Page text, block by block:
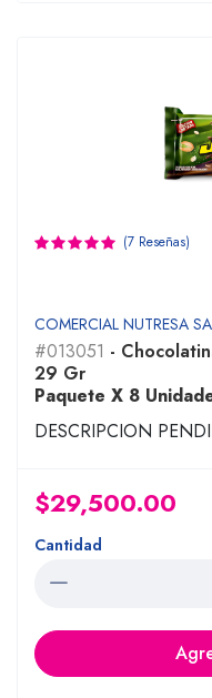
(7 Reseñas)
COMERCIAL NUTRESA
#013051 -
29 Gr
Paquete X 8
DESCRIPCION
$29,500.00
Cantidad